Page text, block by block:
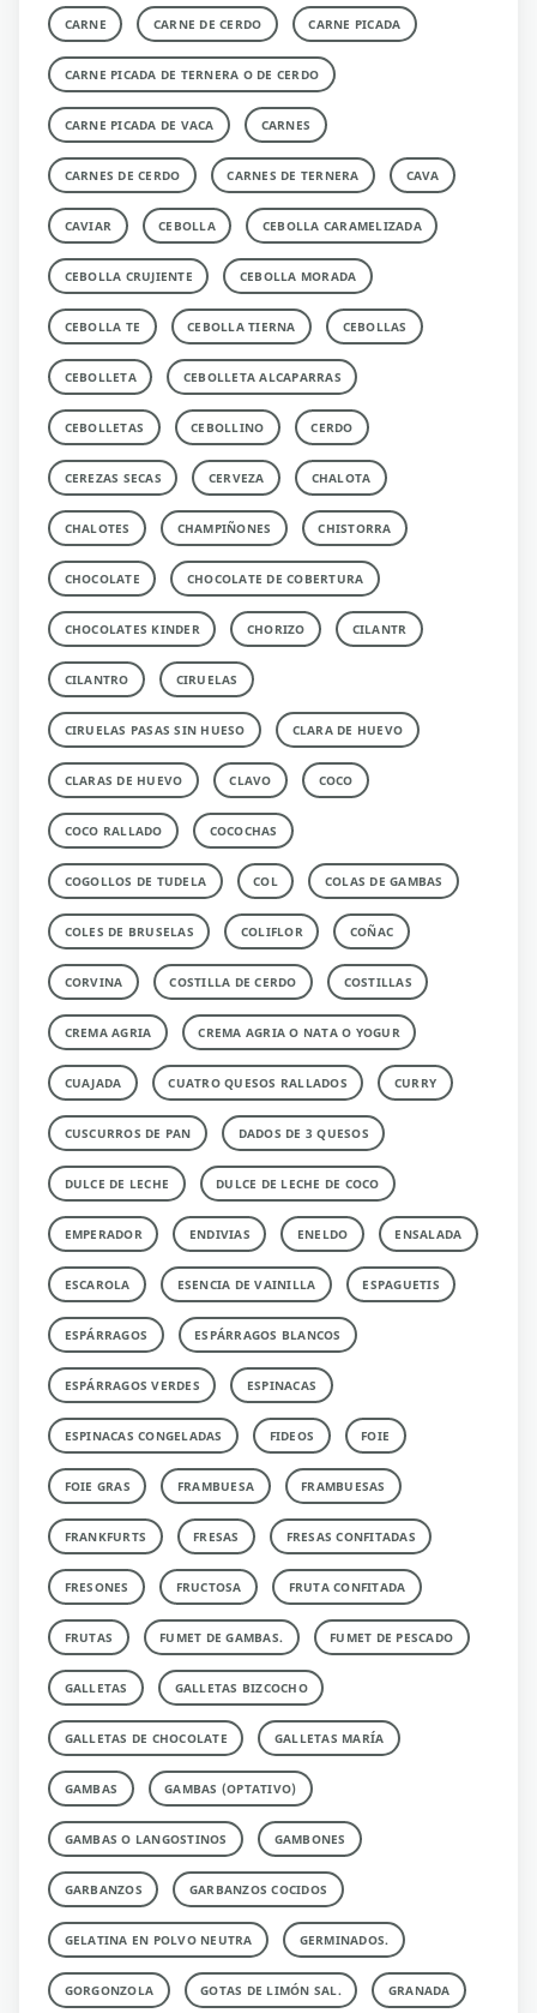
CARNE CARNE DE CERDO CARNE PICADA
CARNE PICADA DE TERNERA O DE CERDO
CARNE PICADA DE VACA CARNES
CARNES DE CERDO CARNES DE TERNERA CAVA
CAVIAR CEBOLLA CEBOLLA CARAMELIZADA
CEBOLLA CRUJIENTE CEBOLLA MORADA
CEBOLLA TE CEBOLLA TIERNA CEBOLLAS
CEBOLLETA CEBOLLETA ALCAPARRAS
CEBOLLETAS CEBOLLINO CERDO
CEREZAS SECAS CERVEZA CHALOTA
CHALOTES CHAMPIÑONES CHISTORRA
CHOCOLATE CHOCOLATE DE COBERTURA
CHOCOLATES KINDER CHORIZO CILANTR
CILANTRO CIRUELAS
CIRUELAS PASAS SIN HUESO CLARA DE HUEVO
CLARAS DE HUEVO CLAVO COCO
COCO RALLADO COCOCHAS
COGOLLOS DE TUDELA COL COLAS DE GAMBAS
COLES DE BRUSELAS COLIFLOR COÑAC
CORVINA COSTILLA DE CERDO COSTILLAS
CREMA AGRIA CREMA AGRIA O NATA O YOGUR
CUAJADA CUATRO QUESOS RALLADOS CURRY
CUSCURROS DE PAN DADOS DE 3 QUESOS
DULCE DE LECHE DULCE DE LECHE DE COCO
EMPERADOR ENDIVIAS ENELDO ENSALADA
ESCAROLA ESENCIA DE VAINILLA ESPAGUETIS
ESPÁRRAGOS ESPÁRRAGOS BLANCOS
ESPÁRRAGOS VERDES ESPINACAS
ESPINACAS CONGELADAS FIDEOS FOIE
FOIE GRAS FRAMBUESA FRAMBUESAS
FRANKFURTS FRESAS FRESAS CONFITADAS
FRESONES FRUCTOSA FRUTA CONFITADA
FRUTAS FUMET DE GAMBAS. FUMET DE PESCADO
GALLETAS GALLETAS BIZCOCHO
GALLETAS DE CHOCOLATE GALLETAS MARÍA
GAMBAS GAMBAS (OPTATIVO)
GAMBAS O LANGOSTINOS GAMBONES
GARBANZOS GARBANZOS COCIDOS
GELATINA EN POLVO NEUTRA GERMINADOS.
GORGONZOLA GOTAS DE LIMÓN SAL. GRANADA